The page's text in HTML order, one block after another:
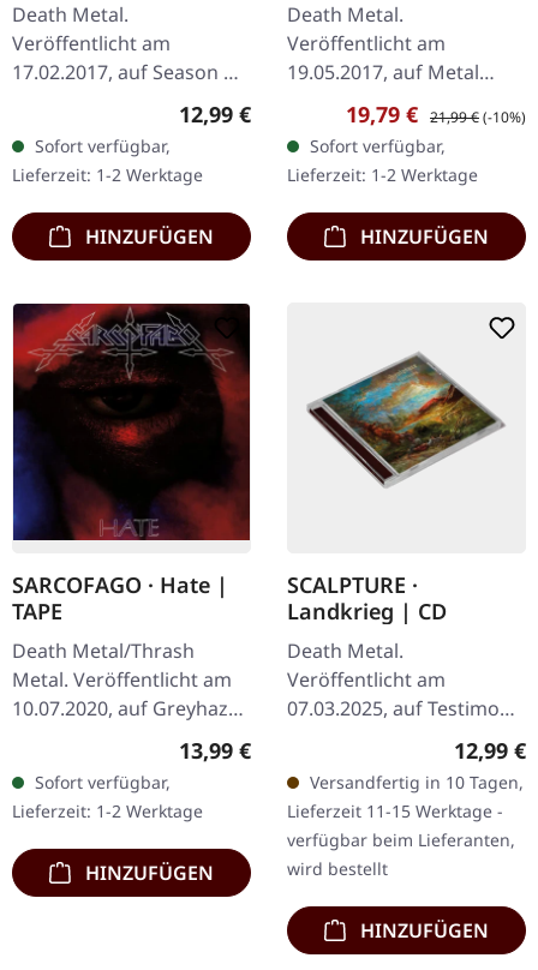
Death Metal.
Veröffentlicht am
17.02.2017, auf Season Of
Mist. CD im Jewelcase.
entfesselt! Benighted
kehren mit „Necrobreed"
zurück…
Regulärer Preis:
12,99 €
Sofort verfügbar,
Lieferzeit: 1-2 Werktage
HINZUFÜGEN
Death Metal.
Veröffentlicht am
19.05.2017, auf Metal
Blade Records. Schwarzes
Vinyl mit Insert und 2-
seitigem Poster, enthält
einen Bonus-Track,…
Verkaufspreis:
19,79 € Regulärer Preis:
21,99 €(-10%)
Sofort verfügbar,
Lieferzeit: 1-2 Werktage
HINZUFÜGEN
SARCOFAGO · Hate |
TAPE
Death Metal/Thrash
Metal. Veröffentlicht am
10.07.2020, auf Greyhaze
Records. Musik-Kassette.
Master-Bändern
remastert. Als…
Regulärer Preis:
13,99 €
Sofort verfügbar,
Lieferzeit: 1-2 Werktage
HINZUFÜGEN
SCALPTURE ·
Landkrieg | CD
Death Metal.
Veröffentlicht am
07.03.2025, auf Testimony
Records. Jewelcase-CD mit
12-seitigem Booklet (1000
Einheiten) Mit ihrem
vierten Album…
12,99 €
Versandfertig in 10 Tagen,
Lieferzeit 11-15 Werktage -
verfügbar beim Lieferanten,
wird bestellt
HINZUFÜGEN